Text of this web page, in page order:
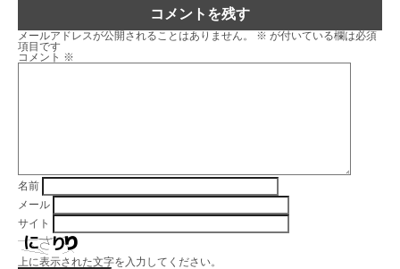
コメントを残す
メールアドレスが公開されることはありません。 ※ が付いている欄は必須
項目です
コメント ※
名前
メール
サイト
上に表示された文字を入力してください。